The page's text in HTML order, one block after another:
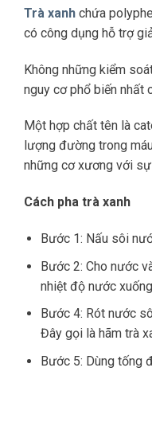
Trà xanh chứa
có công dụng hỗ trợ
Không những kiểm
nguy cơ phổ biến nhất
Một hợp chất tên là
lượng đường trong
những cơ xương với
Cách pha trà xanh
Bước 1: Nấu sôi
Bước 2: Cho nước
nhiệt độ nước
Bước 4: Rót nước
Đây gọi là hãm trà
Bước 5: Dùng tống